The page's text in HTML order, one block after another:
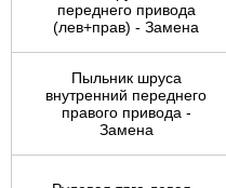
переднего привода
(лев+прав) - Замена
Пыльник шруса
внутренний переднего
правого привода -
Замена